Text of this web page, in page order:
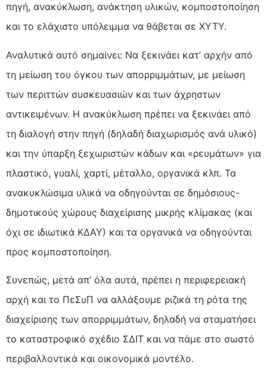
πηγή, ανακύκλωση, ανάκτηση υλικών, κομποστοποίηση
και το ελάχιστο υπόλειμμα να θάβεται σε ΧΥΤΥ.
Αναλυτικά αυτό σημαίνει: Να ξεκινάει κατ’ αρχήν από
τη μείωση του όγκου των απορριμμάτων, με μείωση
των περιττών συσκευασιών και των άχρηστων
αντικειμένων. Η ανακύκλωση πρέπει να ξεκινάει από
τη διαλογή στην πηγή (δηλαδή διαχωρισμός ανά υλικό)
και την ύπαρξη ξεχωριστών κάδων και «ρευμάτων» για
πλαστικό, γυαλί, χαρτί, μέταλλο, οργανικά κλπ. Τα
ανακυκλώσιμα υλικά να οδηγούνται σε δημόσιους-
δημοτικούς χώρους διαχείρισης μικρής κλίμακας (και
όχι σε ιδιωτικά ΚΔΑΥ) και τα οργανικά να οδηγούνται
προς κομποστοποίηση.
Συνεπώς, μετά απ’ όλα αυτά, πρέπει η περιφερειακή
αρχή και το ΠεΣυΠ να αλλάξουμε ριζικά τη ρότα της
διαχείρισης των απορριμμάτων, δηλαδή να σταματήσει
το καταστροφικό σχέδιο ΣΔΙΤ και να πάμε στο σωστό
περιβαλλοντικά και οικονομικά μοντέλο.